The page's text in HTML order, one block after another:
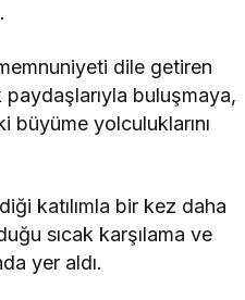
dile getiren
buluşmaya,
büyüme yolculuklarını
katılımla bir kez daha
sıcak karşılama ve
yer aldı.